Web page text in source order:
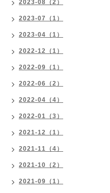
2023-08（2）
2023-07（1）
2023-04（1）
2022-12（1）
2022-09（1）
2022-06（2）
2022-04（4）
2022-01（3）
2021-12（1）
2021-11（4）
2021-10（2）
2021-09（1）